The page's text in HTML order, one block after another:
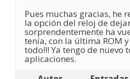
Pues muchas gracias, he
la opción del reloj de
sorprendentemente ha
tenía, con la última ROM
todo!!! Ya tengo de nuevo
aplicaciones.